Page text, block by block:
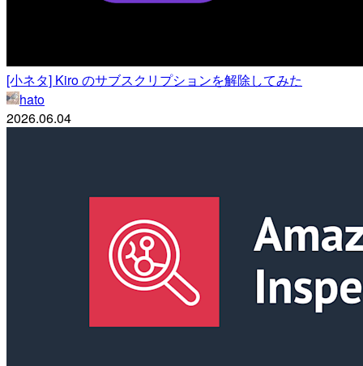
[小ネタ] Kiro のサブスクリプションを解除してみた
hato
2026.06.04